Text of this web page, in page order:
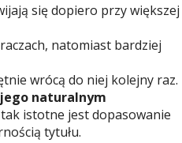
się dopiero przy większej
natomiast bardziej
wrócą do niej kolejny raz.
naturalnym
istotne jest dopasowanie
tytułu.